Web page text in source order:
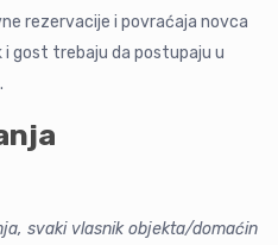
rezervacije i povraćaja novca
i gost trebaju da postupaju u
svaki vlasnik objekta/domaćin